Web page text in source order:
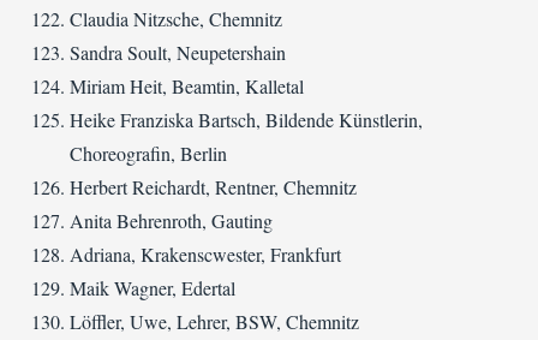
Claudia Nitzsche, Chemnitz
Sandra Soult, Neupetershain
Miriam Heit, Beamtin, Kalletal
Heike Franziska Bartsch, Bildende Künstlerin,
Choreografin, Berlin
Herbert Reichardt, Rentner, Chemnitz
Anita Behrenroth, Gauting
Adriana, Krakenscwester, Frankfurt
Maik Wagner, Edertal
Löffler, Uwe, Lehrer, BSW, Chemnitz